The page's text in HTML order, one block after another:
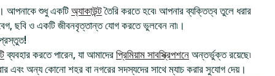
আপনাকে শুধু একটি অ্যাকাউন্টতৈরি করতে হবে৷ আপনার ব্যক্তিত্ব তুলে ধরার
ছবি ও একটি জীবনবৃত্তান্ত যোগ করতে ভুলবেন না৷।
ব্যবহার করতে পারেন, যা আমাদের প্রিমিয়াম সাবস্ক্রিপশনে অন্তর্ভুক্ত রয়েছে৷
এবং অন্য কোনো শহর বা নগরের সদস্যদের সাথে ম্যাচ করার সুযোগ দেয়।